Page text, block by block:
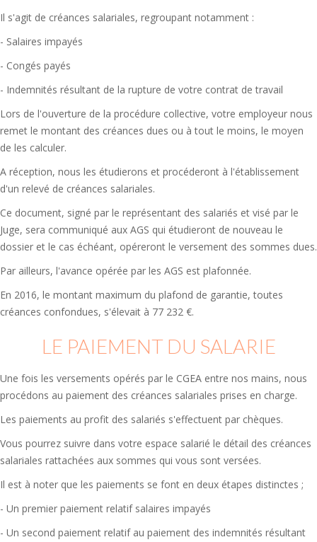
Il s'agit de créances salariales, regroupant notamment :
- Salaires impayés
- Congés payés
- Indemnités résultant de la rupture de votre contrat de travail
Lors de l'ouverture de la procédure collective, votre employeur nous
remet le montant des créances dues ou à tout le moins, le moyen
de les calculer.
A réception, nous les étudierons et procéderont à l'établissement
d'un relevé de créances salariales.
Ce document, signé par le représentant des salariés et visé par le
Juge, sera communiqué aux AGS qui étudieront de nouveau le
dossier et le cas échéant, opéreront le versement des sommes dues.
Par ailleurs, l'avance opérée par les AGS est plafonnée.
En 2016, le montant maximum du plafond de garantie, toutes
créances confondues, s'élevait à 77 232 €.
LE PAIEMENT DU SALARIE
Une fois les versements opérés par le CGEA entre nos mains, nous
procédons au paiement des créances salariales prises en charge.
Les paiements au profit des salariés s'effectuent par chèques.
Vous pourrez suivre dans votre espace salarié le détail des créances
salariales rattachées aux sommes qui vous sont versées.
Il est à noter que les paiements se font en deux étapes distinctes ;
- Un premier paiement relatif salaires impayés
- Un second paiement relatif au paiement des indemnités résultant